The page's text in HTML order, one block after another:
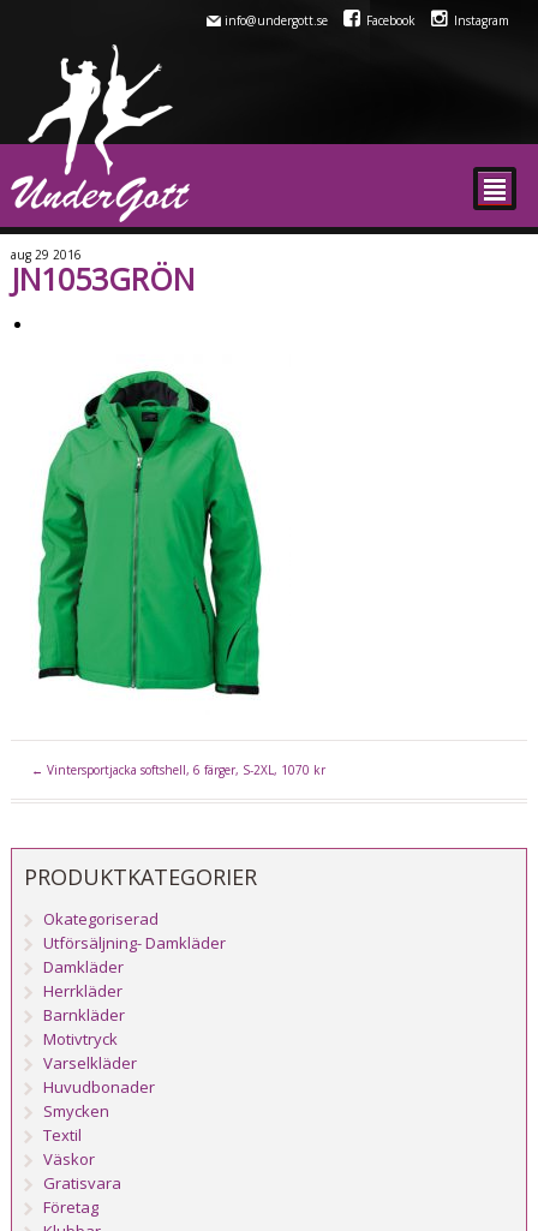
info@undergott.se Facebook Instagram
²
aug 29 2016
JN1053GRÖN
← Vintersportjacka softshell, 6 färger, S-2XL, 1070 kr
PRODUKTKATEGORIER
Okategoriserad
Utförsäljning- Damkläder
Damkläder
Herrkläder
Barnkläder
Motivtryck
Varselkläder
Huvudbonader
Smycken
Textil
Väskor
Gratisvara
Företag